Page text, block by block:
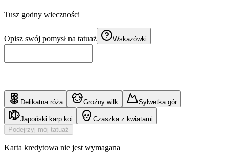
Tusz godny wieczności
Opisz swój pomysł na tatuaż Wskazówki
|
Delikatna róża Groźny wilk Sylwetka gór
Japoński karp koi
Czaszka z kwiatami
Podejrzyj mój tatuaż
Karta kredytowa nie jest wymagana